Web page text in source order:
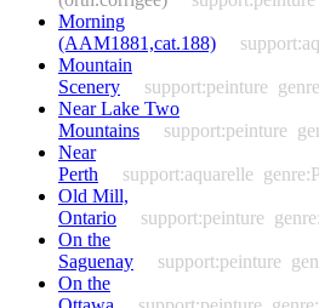
Morning
(AAM1881,cat.188)
Mountain
Scenery
support:peinture
Near Lake Two
Mountains
support:peinture
Near
Perth
support:aquarelle
Old Mill,
Ontario
support:peinture
On the
Saguenay
support:peinture
On the